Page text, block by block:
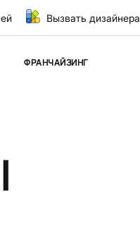
Вызвать дизайнера
ФРАНЧАЙЗИНГ